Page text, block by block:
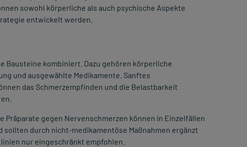
sowohl körperliche als auch psychische Aspekte
entwickelt werden.
Bausteine kombiniert. Dazu gehören körperliche
und ausgewählte Medikamente. Sanftes
das Schmerzempfinden und die Belastbarkeit
gegen Nervenschmerzen können in Einzelfällen
durch nicht-medikamentöse Maßnahmen ergänzt
nur eingeschränkt empfohlen.